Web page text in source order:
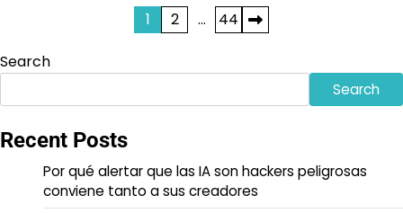
pagination
1 2 … 44
Search
Search
Recent Posts
Por qué alertar que las IA son hackers peligrosas
conviene tanto a sus creadores